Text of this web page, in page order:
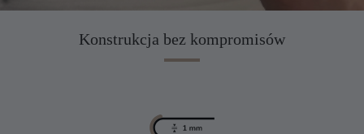
Konstrukcja bez kompromisów